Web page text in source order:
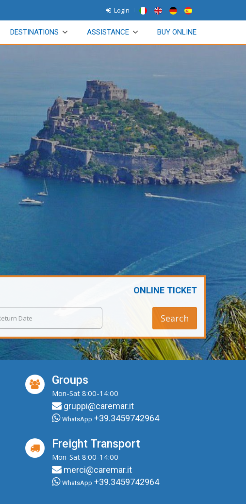
Login
DESTINATIONS ASSISTANCE BUY ONLINE
ONLINE TICKET
Search
Groups
Mon-Sat 8:00-14:00
gruppi@caremar.it
WhatsApp +39.3459742964
Freight Transport
Mon-Sat 8:00-14:00
merci@caremar.it
WhatsApp +39.3459742964